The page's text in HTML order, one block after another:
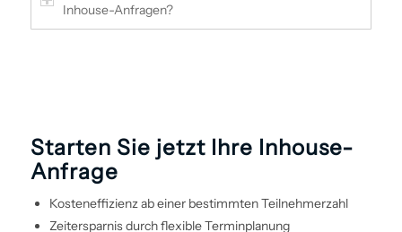
Inhouse-Anfragen?
Starten Sie jetzt Ihre Inhouse-
Anfrage
Kosteneffizienz ab einer bestimmten Teilnehmerzahl
Zeitersparnis durch flexible Terminplanung